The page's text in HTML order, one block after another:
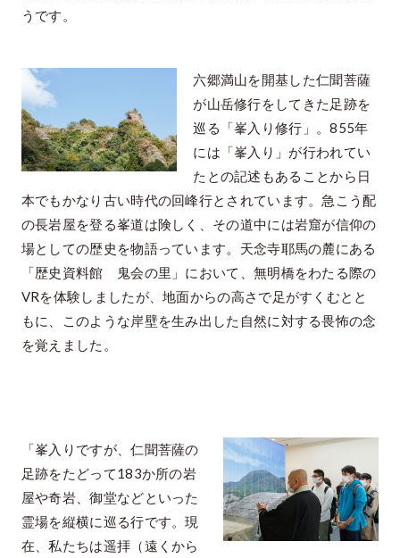
うです。
六郷満山を開基した仁聞菩薩
が山岳修行をしてきた足跡を
巡る「峯入り修行」。855年
には「峯入り」が行われてい
たとの記述もあることから日
本でもかなり古い時代の回峰行とされています。急こう配
の長岩屋を登る峯道は険しく、その道中には岩窟が信仰の
場としての歴史を物語っています。天念寺耶馬の麓にある
「歴史資料館 鬼会の里」において、無明橋をわたる際の
VRを体験しましたが、地面からの高さで足がすくむとと
もに、このような岸壁を生み出した自然に対する畏怖の念
を覚えました。
「峯入りですが、仁聞菩薩の
足跡をたどって183か所の岩
屋や奇岩、御堂などといった
霊場を縦横に巡る行です。現
在、私たちは遥拝（遠くから